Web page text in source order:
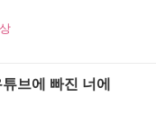
브에 빠진 너에